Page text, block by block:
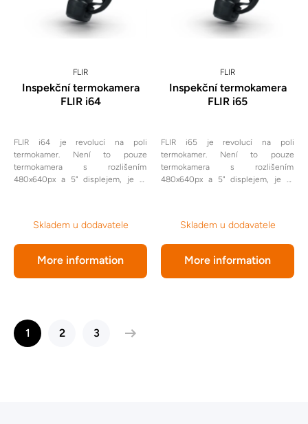
FLIR
Inspekční termokamera
FLIR i64
FLIR i64 je revolucí na poli
termokamer. Není to pouze
termokamera s rozlišením
480x640px a 5" displejem, je to
aplikací.Skladem u dodavatele
More information
FLIR
Inspekční termokamera
FLIR i65
FLIR i65 je revolucí na poli
termokamer. Není to pouze
termokamera s rozlišením
480x640px a 5" displejem, je to
aplikací. S touto termokamerou
prostřednictvím mobilních dat.
Skladem u dodavatele
More information
1 2 3